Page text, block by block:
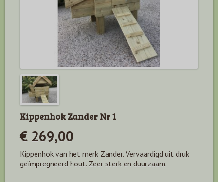
Kippenhok Zander Nr 1
€ 269,00
Kippenhok van het merk Zander. Vervaardigd uit druk
geïmpregneerd hout. Zeer sterk en duurzaam.